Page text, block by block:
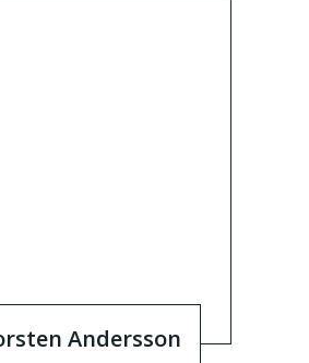
Andersson